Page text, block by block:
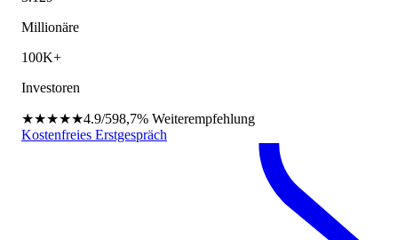
Millionäre
100K+
Investoren
★★★★★4.9/598,7% Weiterempfehlung
Kostenfreies Erstgespräch